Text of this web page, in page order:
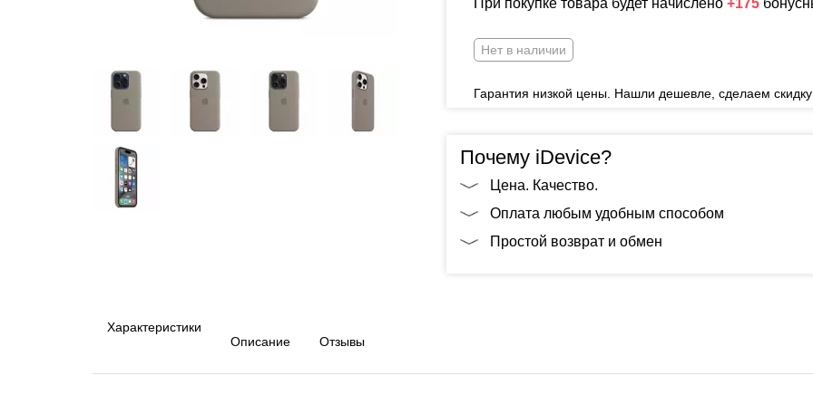
При покупке товара будет начислено +175
Нет в наличии
Гарантия низкой цены. Нашли дешевле, сделаем
Почему iDevice?
Цена. Качество.
Оплата любым удобным способом
Простой возврат и обмен
Описание
Характеристики
Отзывы